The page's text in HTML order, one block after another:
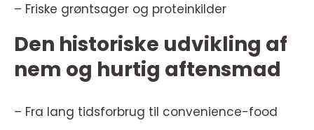
– Friske grøntsager og proteinkilder
Den historiske udvikling af
nem og hurtig aftensmad
– Fra lang tidsforbrug til convenience-food